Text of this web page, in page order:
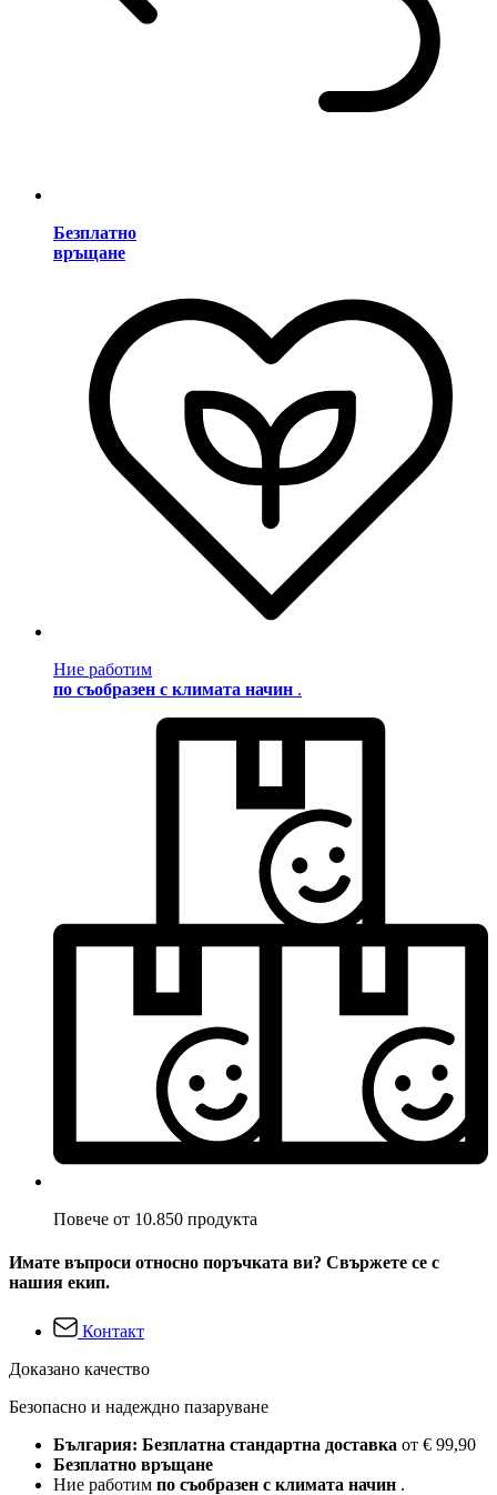
Безплатно
връщане
Ние работим
по съобразен с климата начин .
Повече от 10.850 продукта
Имате въпроси относно поръчката ви? Свържете се с
нашия екип.
Контакт
Доказано качество
Безопасно и надеждно пазаруване
България: Безплатна стандартна доставка от € 99,90
Безплатно връщане
Ние работим по съобразен с климата начин .